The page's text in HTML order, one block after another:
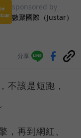
sponsored by
數聚國際（Justar）
分享
不該是短跑，
，再到網紅、